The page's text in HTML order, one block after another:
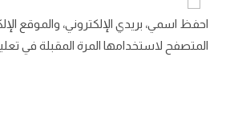
احفظ اسمي، بريدي الإلكتروني، والموقع
المتصفح لاستخدامها المرة المقبلة في